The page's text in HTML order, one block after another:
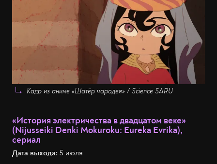
Кадр из аниме «Шатёр чародея» / Science SARU
«История электричества в двадцатом веке»
(Nijusseiki Denki Mokuroku: Eureka Evrika),
сериал
Дата выхода: 5 июля